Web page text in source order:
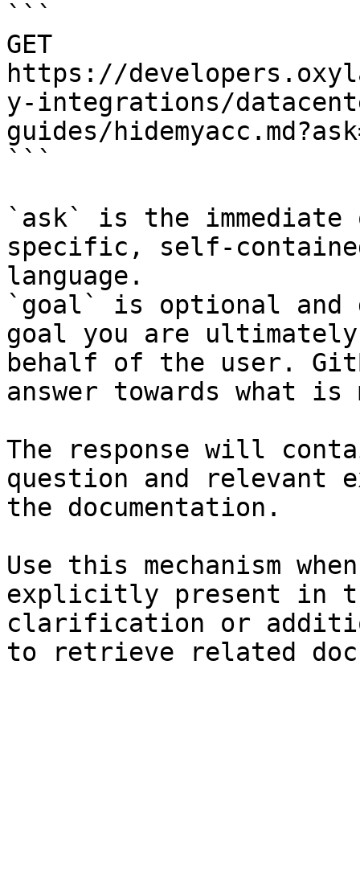
```
GET
https://
y-integrations/
guides/
```
`ask` is the
specific, self-
language.
`goal` is optional and
goal you are
behalf of the user.
answer towards what
The response will
question and relevant
the documentation.
Use this mechanism
explicitly present in
clarification or